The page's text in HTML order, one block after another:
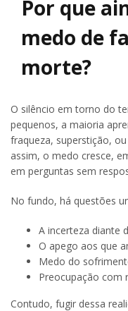
Por que
medo de
morte?
O silêncio em torno do
pequenos, a maioria
fraqueza, superstição,
assim, o medo cresce,
em perguntas sem
No fundo, há questões
A incerteza diante
O apego aos que
Medo do
Preocupação com
Contudo, fugir dessa